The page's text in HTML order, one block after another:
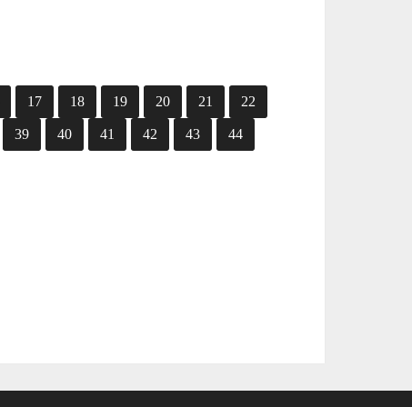
17 18 19 20 21 22
39 40 41 42 43 44